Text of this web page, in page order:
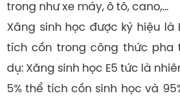
trong như xe máy, ô tô, cano,…
Xăng sinh học được ký hiệu là
tích cồn trong công thức pha
dụ: Xăng sinh học E5 tức là
5% thể tích cồn sinh học và